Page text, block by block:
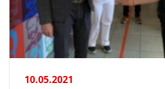
10.05.2021